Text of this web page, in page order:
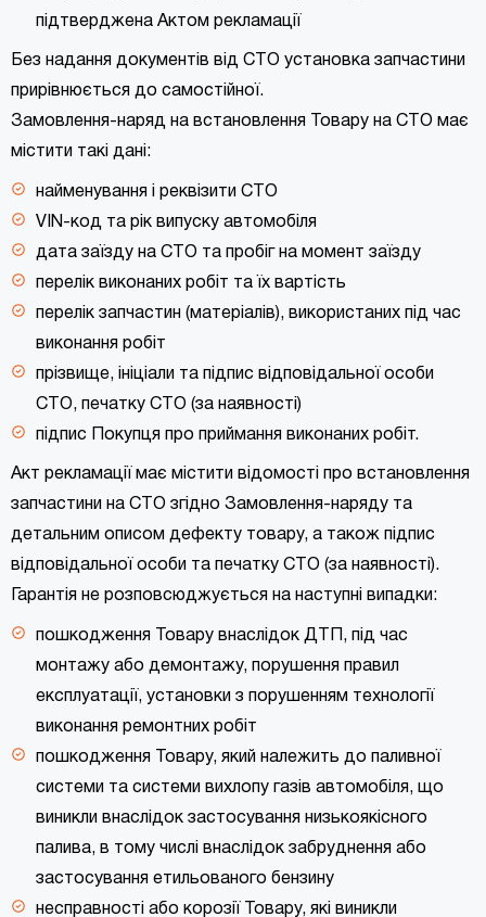
підтверджена Актом рекламації
Без надання документів від СТО установка запчастини
прирівнюється до самостійної.
Замовлення-наряд на встановлення Товару на СТО має
містити такі дані:
найменування і реквізити СТО
VIN-код та рік випуску автомобіля
дата заїзду на СТО та пробіг на момент заїзду
перелік виконаних робіт та їх вартість
перелік запчастин (матеріалів), використаних під час
виконання робіт
прізвище, ініціали та підпис відповідальної особи
СТО, печатку СТО (за наявності)
підпис Покупця про приймання виконаних робіт.
Акт рекламації має містити відомості про встановлення
запчастини на СТО згідно Замовлення-наряду та
детальним описом дефекту товару, а також підпис
відповідальної особи та печатку СТО (за наявності).
Гарантія не розповсюджується на наступні випадки:
пошкодження Товару внаслідок ДТП, під час
монтажу або демонтажу, порушення правил
експлуатації, установки з порушенням технології
виконання ремонтних робіт
пошкодження Товару, який належить до паливної
системи та системи вихлопу газів автомобіля, що
виникли внаслідок застосування низькоякісного
палива, в тому числі внаслідок забруднення або
застосування етильованого бензину
несправності або корозії Товару, які виникли